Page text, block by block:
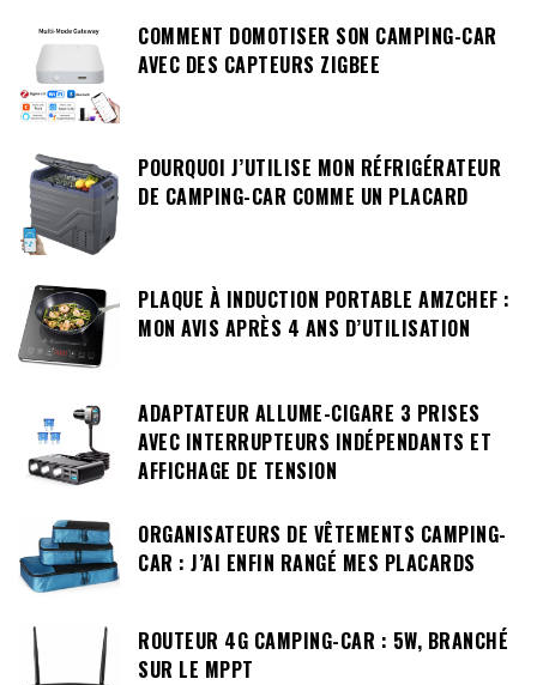
COMMENT DOMOTISER SON CAMPING-CAR
AVEC DES CAPTEURS ZIGBEE
POURQUOI J’UTILISE MON RÉFRIGÉRATEUR
DE CAMPING-CAR COMME UN PLACARD
PLAQUE À INDUCTION PORTABLE AMZCHEF :
MON AVIS APRÈS 4 ANS D’UTILISATION
ADAPTATEUR ALLUME-CIGARE 3 PRISES
AVEC INTERRUPTEURS INDÉPENDANTS ET
AFFICHAGE DE TENSION
ORGANISATEURS DE VÊTEMENTS CAMPING-
CAR : J’AI ENFIN RANGÉ MES PLACARDS
ROUTEUR 4G CAMPING-CAR : 5W, BRANCHÉ
SUR LE MPPT